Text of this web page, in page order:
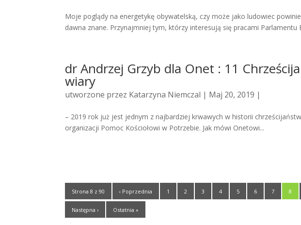
Moje poglądy na energetykę obywatelską, czy może jako ludowiec
dawna znane. Przynajmniej tym, którzy interesują się pracami Parlamentu
dr Andrzej Grzyb dla Onet : 11
wiary
utworzone przez Katarzyna Niemczal | Maj 20, 2019 |
– 2019 rok już jest jednym z najbardziej krwawych w historii
organizacji Pomoc Kościołowi w Potrzebie. Jak mówi Onetowi...
Strona 8 z 90 ‹ Poprzednia 1 2 3 4 5 6 7 8
Następna › Ostatnia »